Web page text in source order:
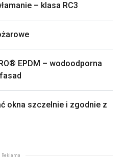
– klasa RC3
EPDM – wodoodporna
okna szczelnie i zgodnie z
Reklama